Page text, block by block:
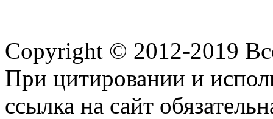
Copyright © 2012-2019
При цитировании и
ссылка на сайт